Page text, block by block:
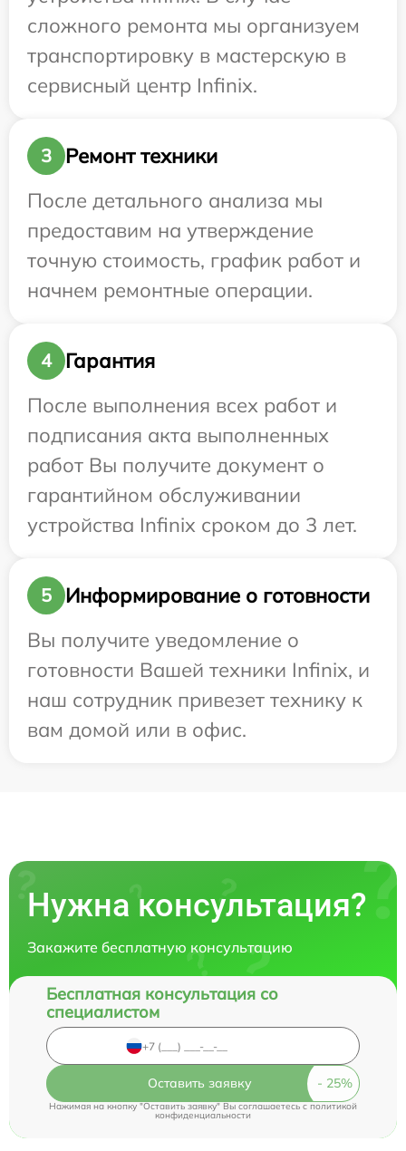
сложного ремонта мы организуем
транспортировку в мастерскую в
сервисный центр Infinix.
3
Ремонт техники
После детального анализа мы
предоставим на утверждение
точную стоимость, график работ и
начнем ремонтные операции.
4
Гарантия
После выполнения всех работ и
подписания акта выполненных
работ Вы получите документ о
гарантийном обслуживании
устройства Infinix сроком до 3 лет.
5
Информирование о готовности
Вы получите уведомление о
готовности Вашей техники Infinix, и
наш сотрудник привезет технику к
вам домой или в офис.
Нужна консультация?
Закажите бесплатную консультацию
Бесплатная консультация со
специалистом
Оставить заявку
Нажимая на кнопку "Оставить заявку" Вы соглашаетесь c политикой
конфиденциальности